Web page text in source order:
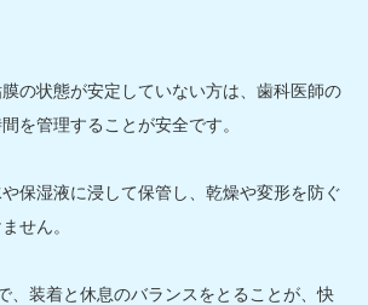
の状態が安定していない方は、歯科医師の
を管理することが安全です。
保湿液に浸して保管し、乾燥や変形を防ぐ
せん。
、装着と休息のバランスをとることが、快